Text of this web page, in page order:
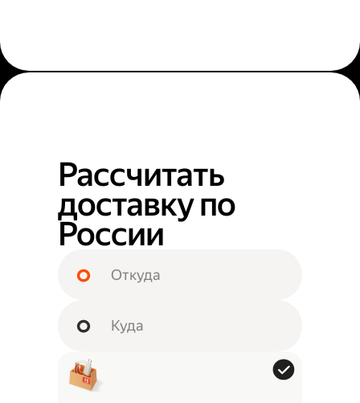
Рассчитать
доставку по
России